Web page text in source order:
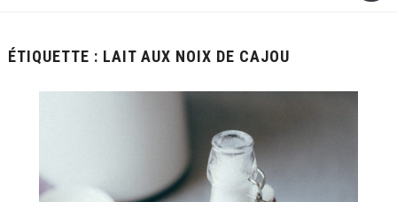
ÉTIQUETTE : LAIT AUX NOIX DE CAJOU